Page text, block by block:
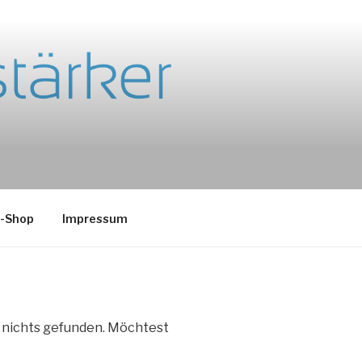
Impressum
nichts gefunden. Möchtest